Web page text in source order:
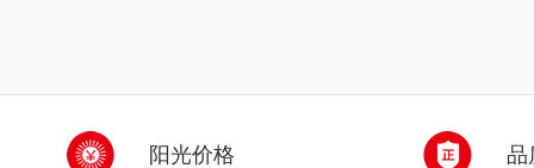
阳光价格 品